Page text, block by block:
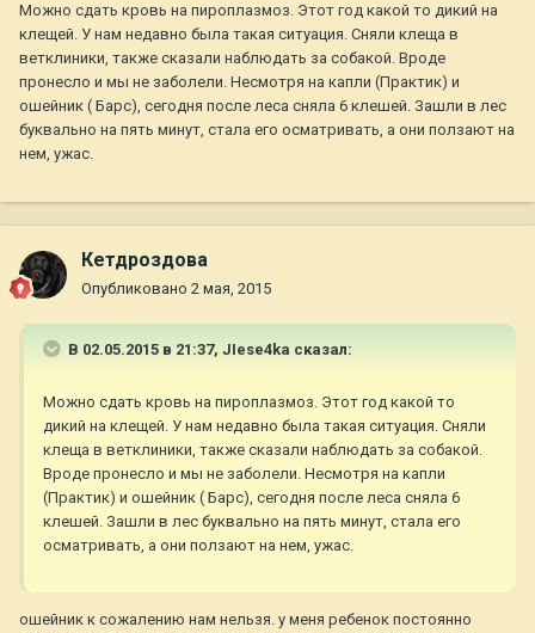
Можно сдать кровь на пироплазмоз. Этот год какой то дикий на
клещей. У нам недавно была такая ситуация. Сняли клеща в
ветклиники, также сказали наблюдать за собакой. Вроде
пронесло и мы не заболели. Несмотря на капли (Практик) и
ошейник ( Барс), сегодня после леса сняла 6 клешей. Зашли в лес
буквально на пять минут, стала его осматривать, а они ползают на
нем, ужас.
Кетдроздова
Опубликовано 2 мая, 2015
В 02.05.2015 в 21:37, JIese4ka сказал:
Можно сдать кровь на пироплазмоз. Этот год какой то
дикий на клещей. У нам недавно была такая ситуация. Сняли
клеща в ветклиники, также сказали наблюдать за собакой.
Вроде пронесло и мы не заболели. Несмотря на капли
(Практик) и ошейник ( Барс), сегодня после леса сняла 6
клешей. Зашли в лес буквально на пять минут, стала его
осматривать, а они ползают на нем, ужас.
ошейник к сожалению нам нельзя. у меня ребенок постоянно